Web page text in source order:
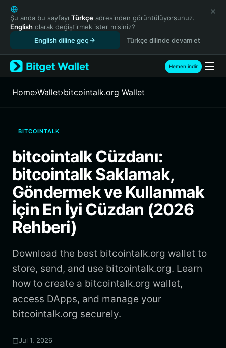
English
日本語
Tiếng Việt
Español (Latinoamérica)
Türkçe
Français
繁體中文
Bahasa Indonesia
ภาษาไทย
Español
Português (Brasil)
Español (Argentina)
Şu anda bu sayfayı Türkçe adresinden görüntülüyorsunuz.
English olarak değiştirmek ister misiniz?
English diline geç
Türkçe dilinde devam et
Hemen indir
Home›Wallet›bitcointalk.org Wallet
BITCOINTALK
bitcointalk Cüzdanı:
bitcointalk Saklamak,
Göndermek ve Kullanmak
İçin En İyi Cüzdan (2026
Rehberi)
Download the best bitcointalk.org wallet to
store, send, and use bitcointalk.org. Learn
how to create a bitcointalk.org wallet,
access DApps, and manage your
bitcointalk.org securely.
Jul 1, 2026